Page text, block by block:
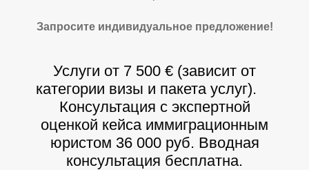
Запросите индивидуальное предложение!
Услуги от 7 500 € (зависит от
категории визы и пакета услуг).
Консультация с экспертной
оценкой кейса иммиграционным
юристом 36 000 руб. Вводная
консультация бесплатна.